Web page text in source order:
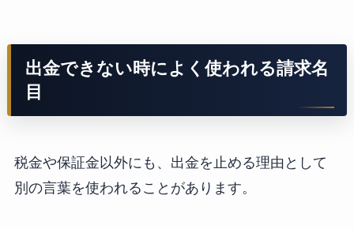
出金できない時によく使われる請求名
目
税金や保証金以外にも、出金を止める理由として
別の言葉を使われることがあります。